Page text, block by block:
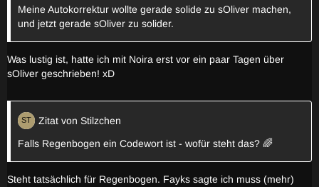
Meine Autokorrektur wollte gerade solide zu sOliver machen,
und jetzt gerade sOliver zu solider.
Was lustig ist, hatte ich mit Noira erst vor ein paar Tagen über
sOliver geschrieben! xD
Zitat von Stilzchen
Falls Regenbogen ein Codewort ist - wofür steht das? 🌈
Steht tatsächlich für Regenbogen. Fayks sagte ich muss (mehr)